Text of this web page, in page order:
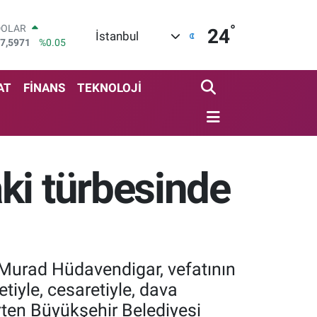
%0.05
%0.18
BITCOIN
%1.32
İstanbul 24°
FİNANS TEKNOLOJİ
türbesinde
Hüdavendigar, vefatının
cesaretiyle, dava
Büyükşehir Belediyesi